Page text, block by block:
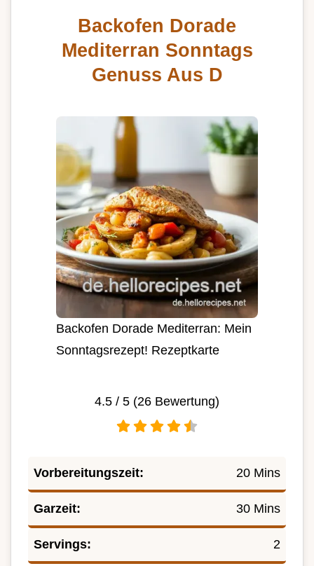
Backofen Dorade
Mediterran Sonntags
Genuss Aus D
Backofen Dorade Mediterran: Mein
Sonntagsrezept! Rezeptkarte
4.5 / 5 (26 Bewertung)
Vorbereitungszeit: 20 Mins
Garzeit: 30 Mins
Servings: 2